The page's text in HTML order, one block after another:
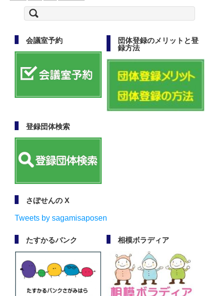
検
索:
会議室予約
団体登録のメリットと登
録方法
登録団体検索
さぽせんの X
Tweets by sagamisaposen
たすかるバンク 相模ボラディア